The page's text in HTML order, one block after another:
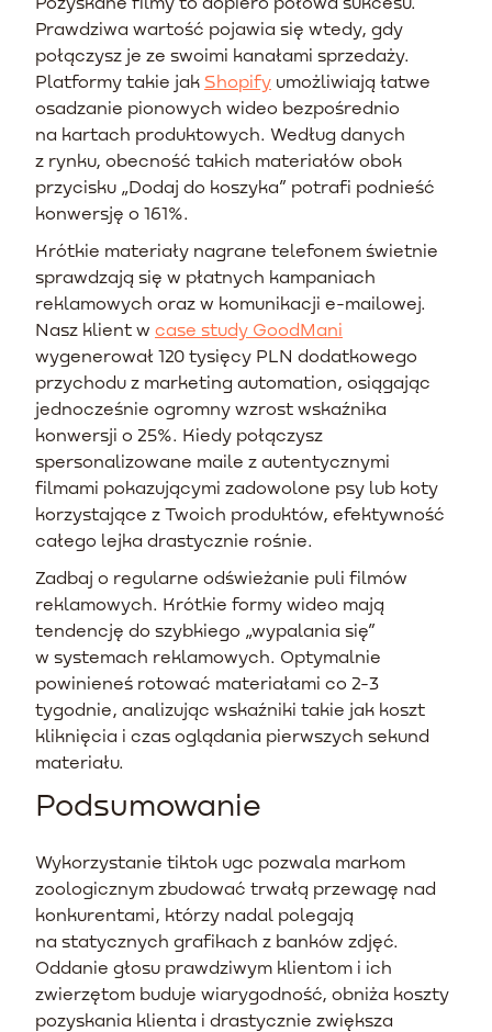
Prawdziwa wartość pojawia się wtedy, gdy
połączysz je ze swoimi kanałami sprzedaży.
Platformy takie jak Shopify umożliwiają łatwe
osadzanie pionowych wideo bezpośrednio
na kartach produktowych. Według danych
z rynku, obecność takich materiałów obok
przycisku „Dodaj do koszyka” potrafi podnieść
konwersję o 161%.
Krótkie materiały nagrane telefonem świetnie
sprawdzają się w płatnych kampaniach
reklamowych oraz w komunikacji e-mailowej.
Nasz klient w case study GoodMani
wygenerował 120 tysięcy PLN dodatkowego
przychodu z marketing automation, osiągając
jednocześnie ogromny wzrost wskaźnika
konwersji o 25%. Kiedy połączysz
spersonalizowane maile z autentycznymi
filmami pokazującymi zadowolone psy lub koty
korzystające z Twoich produktów, efektywność
całego lejka drastycznie rośnie.
Zadbaj o regularne odświeżanie puli filmów
reklamowych. Krótkie formy wideo mają
tendencję do szybkiego „wypalania się”
w systemach reklamowych. Optymalnie
powinieneś rotować materiałami co 2-3
tygodnie, analizując wskaźniki takie jak koszt
kliknięcia i czas oglądania pierwszych sekund
materiału.
Podsumowanie
Wykorzystanie tiktok ugc pozwala markom
zoologicznym zbudować trwałą przewagę nad
konkurentami, którzy nadal polegają
na statycznych grafikach z banków zdjęć.
Oddanie głosu prawdziwym klientom i ich
zwierzętom buduje wiarygodność, obniża koszty
pozyskania klienta i drastycznie zwiększa